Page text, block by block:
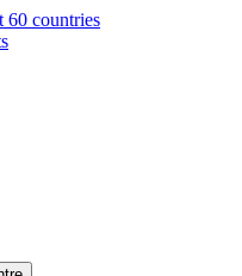
60 countries